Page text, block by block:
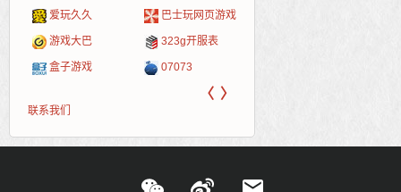
爱玩久久 巴士玩网页游戏
游戏大巴 323g开服表
盒子游戏 07073
〈 〉
联系我们